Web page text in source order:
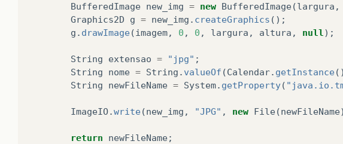
BufferedImage new_img = new BufferedImage(largura ,
Graphics2D
g = new_img . createGraphics ();
g . drawImage(imagem, 0 , 0 , largura , altura , null );
String extensao = "jpg" ;
String
nome = String . valueOf (Calendar. getInstance
String
newFileName = System. getProperty(
ImageIO.write(new_img , "JPG" , new File(newFileName
return newFileName;